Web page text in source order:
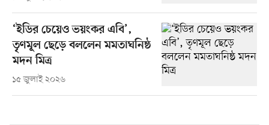
‘ইডির চেয়েও ভয়ংকর এবি’,
তৃণমূল ছেড়ে বললেন মমতাঘনিষ্ঠ
মদন মিত্র
১৫ জুলাই ২০২৬